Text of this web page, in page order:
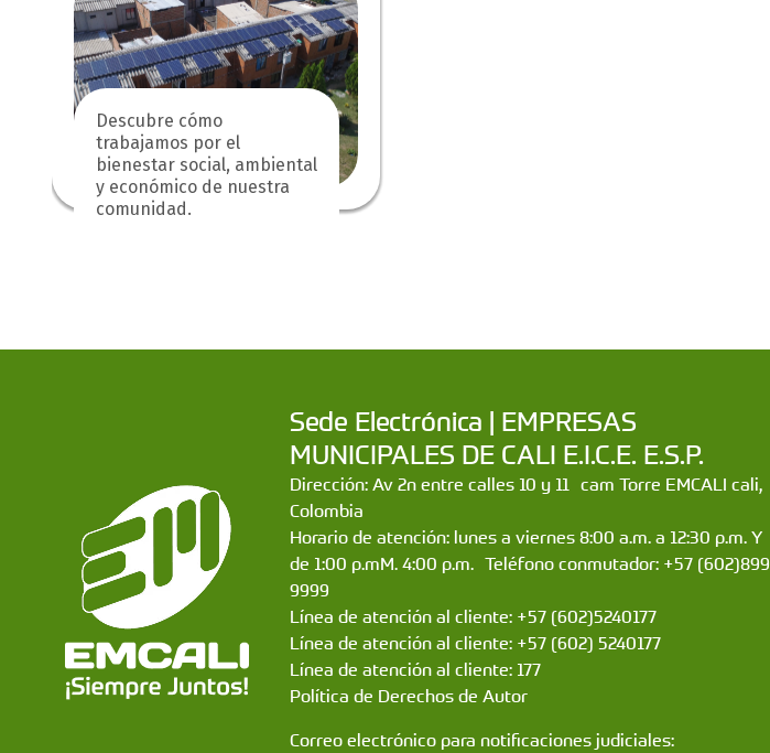
Descubre cómo
trabajamos por el
bienestar social, ambiental
y económico de nuestra
comunidad.
Sede Electrónica | EMPRESAS
MUNICIPALES DE CALI E.I.C.E. E.S.P.
Dirección: Av 2n entre calles 10 y 11 cam Torre EMCALI cali,
Colombia
Horario de atención: lunes a viernes 8:00 a.m. a 12:30 p.m. Y
de 1:00 p.mM. 4:00 p.m. Teléfono conmutador: +57 (602)899
9999
Línea de atención al cliente: +57 (602)5240177
Línea de atención al cliente: +57 (602) 5240177
Línea de atención al cliente: 177
Política de Derechos de Autor
Correo electrónico para notificaciones judiciales: